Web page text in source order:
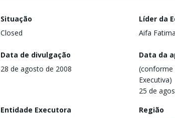
Situação
Closed
Líder da
Aifa
Data de divulgação
28 de agosto de 2008
Data da
(conforme
Executiva)
25 de
Entidade Executora
Região